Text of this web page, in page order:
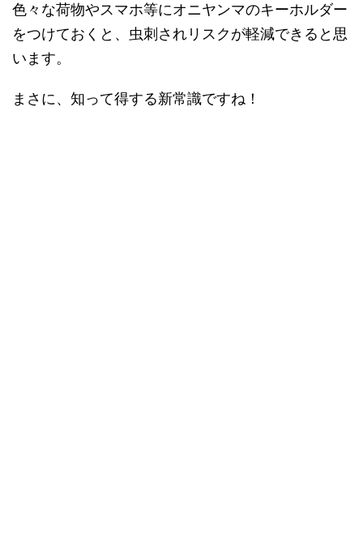
色々な荷物やスマホ等にオニヤンマのキーホルダー
をつけておくと、虫刺されリスクが軽減できると思
います。
まさに、知って得する新常識ですね！